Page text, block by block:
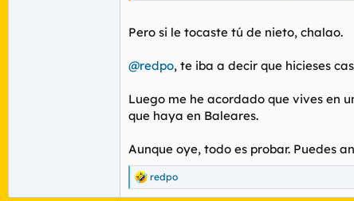
Pero si le tocaste tú de nieto, chalao.
@redpo, te iba a decir que hicieses
Luego me he acordado que vives en
que haya en Baleares.
Aunque oye, todo es probar. Puedes
R
e
redpo